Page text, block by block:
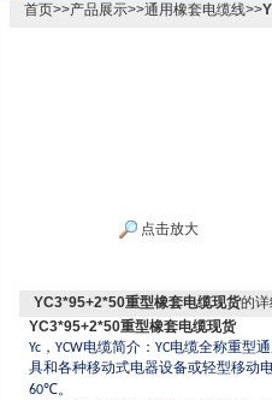
首页>>产品展示>>通用橡套电缆线>>
点击放大
YC3*95+2*50重型橡套电缆现货的
YC3*95+2*50重型橡套电缆现货
Yc ， YCW电缆简介： YC电缆全称重型
具和各种移动式电器设备或轻型移动
60℃。